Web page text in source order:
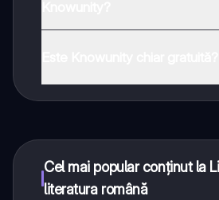
Cel mai popular conținut la
literatura română